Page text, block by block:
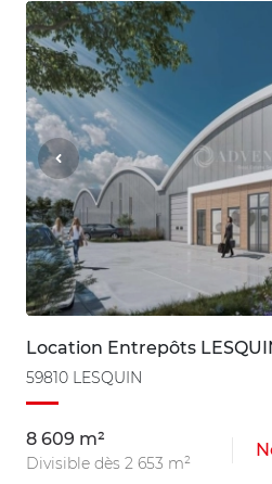
Location Entrepôts
59810 LESQUIN
8 609 m²
Divisible dès 2 653 m²